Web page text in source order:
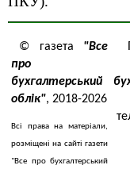
© газета "Все
про
бухгалтерський
облік", 2018-2026
Всі права на матеріали,
розміщені на сайті газети
"Все про бухгалтерський